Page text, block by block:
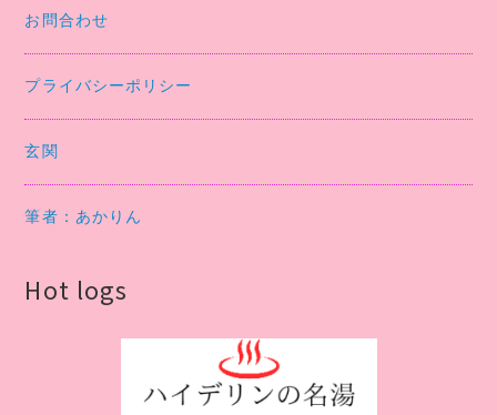
お問合わせ
プライバシーポリシー
玄関
筆者：あかりん
Hot logs